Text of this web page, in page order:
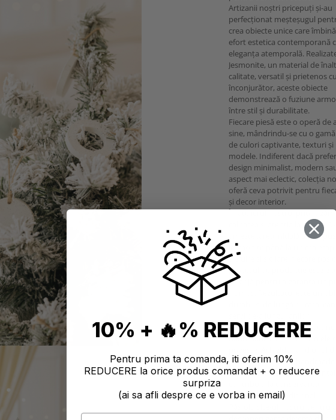
Artizanii noștri pricepuți și-au
perfecționat meșteșugul
crea obiecte unice care
efort estetica contemporană
eleganța atemporală.
Jesmonite, un material de
calitate, versatil și prietenos
înconjurător, aceste obiecte
demonstrează o fuziune
între stil și durabilitate.
Fiecare piesă este o operă de
sine, mândrindu-se cu o
de culori captivante, texturi și
modele. Indiferent dacă
design minimalist, modern
aspect mai eclectic, colecția
oferă ceva potrivit pentru
și decor interior.
În atelierul nostru, prioritizăm
calitatea și atenția la detalii.
amestecarea inițială a
Jesmonite până la ultima
șlefuire și sigilare, fiecare pas
procesul de producție este
cu grijă pentru a garanta un
frumos. Rezultatul este un
durabil și de lungă durată,
Înțelegem bucuria de a
handmade care poartă în ele o
poveste. Achiziționând unul
produsele noastre handmade
susțineți și munca artiștilor
meșteșugului tradițional.
10% + 🔥% REDUCERE
Pentru prima ta comanda, iti oferim 10%
REDUCERE la orice produs comandat + o reducere
surpriza
(ai sa afli despre ce e vorba in email)